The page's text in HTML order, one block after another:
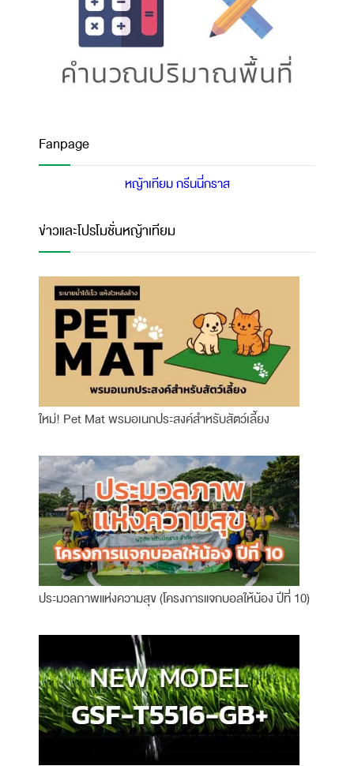
Fanpage
หญ้าเทียม กรีนนี่กราส
ข่าวและโปรโมชั่นหญ้าเทียม
ใหม่! Pet Mat พรมอเนกประสงค์สำหรับสัตว์เลี้ยง
ประมวลภาพแห่งความสุข (โครงการแจกบอลให้น้อง ปีที่ 10)